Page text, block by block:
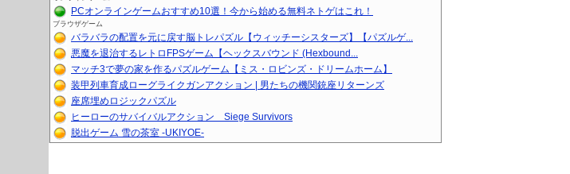
PCオンラインゲームおすすめ10選！今から始める無料ネトゲはこれ！
ブラウザゲーム
バラバラの配置を元に戻す脳トレパズル【ウィッチーシスターズ】【パズルゲ...
悪魔を退治するレトロFPSゲーム【ヘックスバウンド (Hexbound...
マッチ3で夢の家を作るパズルゲーム【ミス・ロビンズ・ドリームホーム】
装甲列車育成ローグライクガンアクション | 男たちの機関銃座リターンズ
座席埋めロジックパズル
ヒーローのサバイバルアクション Siege Survivors
脱出ゲーム 雪の茶室 -UKIYOE-